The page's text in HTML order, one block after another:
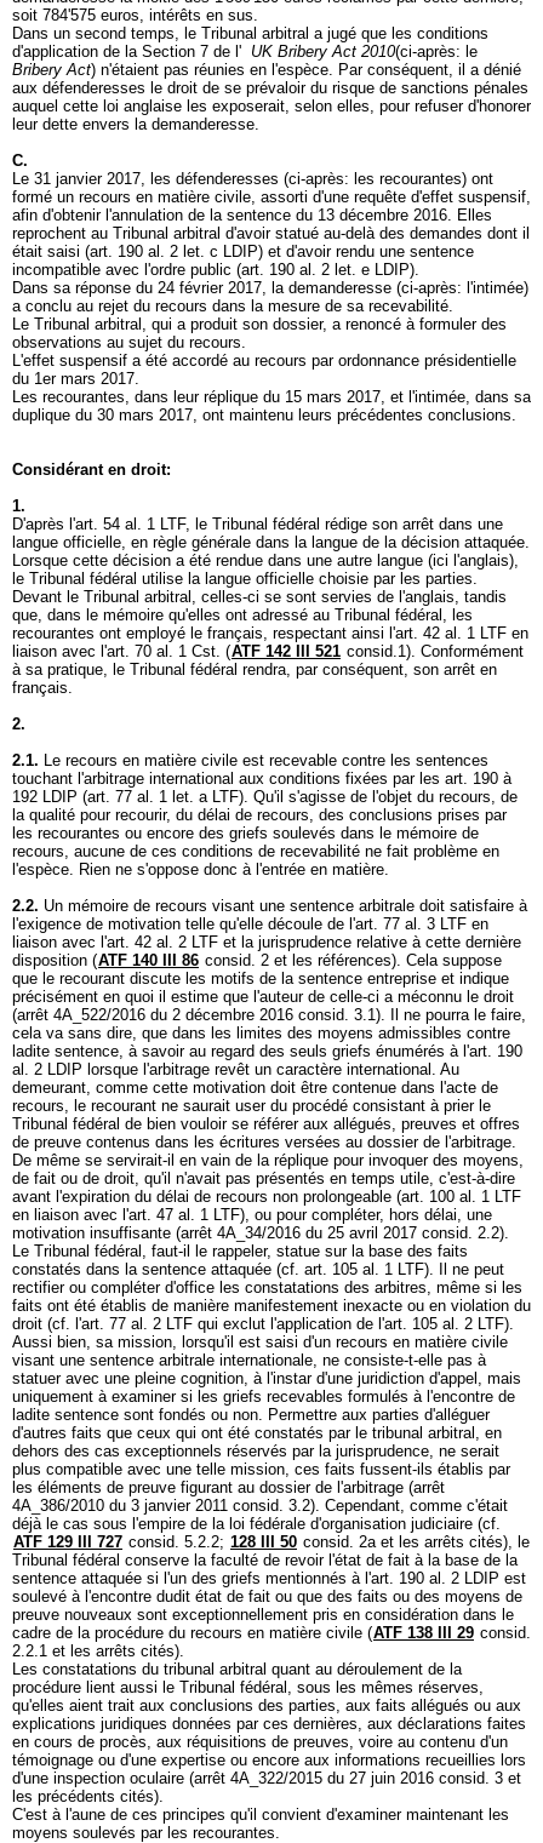
soit 784'575 euros, intérêts en sus.
Dans un second temps, le Tribunal arbitral a jugé que les conditions
d'application de la Section 7 de l' UK Bribery Act 2010(ci-après: le
Bribery Act) n'étaient pas réunies en l'espèce. Par conséquent, il a dénié
aux défenderesses le droit de se prévaloir du risque de sanctions pénales
auquel cette loi anglaise les exposerait, selon elles, pour refuser d'honorer
leur dette envers la demanderesse.
C.
Le 31 janvier 2017, les défenderesses (ci-après: les recourantes) ont
formé un recours en matière civile, assorti d'une requête d'effet suspensif,
afin d'obtenir l'annulation de la sentence du 13 décembre 2016. Elles
reprochent au Tribunal arbitral d'avoir statué au-delà des demandes dont il
était saisi (art. 190 al. 2 let. c LDIP) et d'avoir rendu une sentence
incompatible avec l'ordre public (art. 190 al. 2 let. e LDIP).
Dans sa réponse du 24 février 2017, la demanderesse (ci-après: l'intimée)
a conclu au rejet du recours dans la mesure de sa recevabilité.
Le Tribunal arbitral, qui a produit son dossier, a renoncé à formuler des
observations au sujet du recours.
L'effet suspensif a été accordé au recours par ordonnance présidentielle
du 1er mars 2017.
Les recourantes, dans leur réplique du 15 mars 2017, et l'intimée, dans sa
duplique du 30 mars 2017, ont maintenu leurs précédentes conclusions.
Considérant en droit:
1.
D'après l'art. 54 al. 1 LTF, le Tribunal fédéral rédige son arrêt dans une
langue officielle, en règle générale dans la langue de la décision attaquée.
Lorsque cette décision a été rendue dans une autre langue (ici l'anglais),
le Tribunal fédéral utilise la langue officielle choisie par les parties.
Devant le Tribunal arbitral, celles-ci se sont servies de l'anglais, tandis
que, dans le mémoire qu'elles ont adressé au Tribunal fédéral, les
recourantes ont employé le français, respectant ainsi l'art. 42 al. 1 LTF en
liaison avec l'art. 70 al. 1 Cst. (ATF 142 III 521 consid.1). Conformément
à sa pratique, le Tribunal fédéral rendra, par conséquent, son arrêt en
français.
2.
2.1. Le recours en matière civile est recevable contre les sentences
touchant l'arbitrage international aux conditions fixées par les art. 190 à
192 LDIP (art. 77 al. 1 let. a LTF). Qu'il s'agisse de l'objet du recours, de
la qualité pour recourir, du délai de recours, des conclusions prises par
les recourantes ou encore des griefs soulevés dans le mémoire de
recours, aucune de ces conditions de recevabilité ne fait problème en
l'espèce. Rien ne s'oppose donc à l'entrée en matière.
2.2. Un mémoire de recours visant une sentence arbitrale doit satisfaire à
l'exigence de motivation telle qu'elle découle de l'art. 77 al. 3 LTF en
liaison avec l'art. 42 al. 2 LTF et la jurisprudence relative à cette dernière
disposition (ATF 140 III 86 consid. 2 et les références). Cela suppose
que le recourant discute les motifs de la sentence entreprise et indique
précisément en quoi il estime que l'auteur de celle-ci a méconnu le droit
(arrêt 4A_522/2016 du 2 décembre 2016 consid. 3.1). Il ne pourra le faire,
cela va sans dire, que dans les limites des moyens admissibles contre
ladite sentence, à savoir au regard des seuls griefs énumérés à l'art. 190
al. 2 LDIP lorsque l'arbitrage revêt un caractère international. Au
demeurant, comme cette motivation doit être contenue dans l'acte de
recours, le recourant ne saurait user du procédé consistant à prier le
Tribunal fédéral de bien vouloir se référer aux allégués, preuves et offres
de preuve contenus dans les écritures versées au dossier de l'arbitrage.
De même se servirait-il en vain de la réplique pour invoquer des moyens,
de fait ou de droit, qu'il n'avait pas présentés en temps utile, c'est-à-dire
avant l'expiration du délai de recours non prolongeable (art. 100 al. 1 LTF
en liaison avec l'art. 47 al. 1 LTF), ou pour compléter, hors délai, une
motivation insuffisante (arrêt 4A_34/2016 du 25 avril 2017 consid. 2.2).
Le Tribunal fédéral, faut-il le rappeler, statue sur la base des faits
constatés dans la sentence attaquée (cf. art. 105 al. 1 LTF). Il ne peut
rectifier ou compléter d'office les constatations des arbitres, même si les
faits ont été établis de manière manifestement inexacte ou en violation du
droit (cf. l'art. 77 al. 2 LTF qui exclut l'application de l'art. 105 al. 2 LTF).
Aussi bien, sa mission, lorsqu'il est saisi d'un recours en matière civile
visant une sentence arbitrale internationale, ne consiste-t-elle pas à
statuer avec une pleine cognition, à l'instar d'une juridiction d'appel, mais
uniquement à examiner si les griefs recevables formulés à l'encontre de
ladite sentence sont fondés ou non. Permettre aux parties d'alléguer
d'autres faits que ceux qui ont été constatés par le tribunal arbitral, en
dehors des cas exceptionnels réservés par la jurisprudence, ne serait
plus compatible avec une telle mission, ces faits fussent-ils établis par
les éléments de preuve figurant au dossier de l'arbitrage (arrêt
4A_386/2010 du 3 janvier 2011 consid. 3.2). Cependant, comme c'était
déjà le cas sous l'empire de la loi fédérale d'organisation judiciaire (cf.
ATF 129 III 727 consid. 5.2.2; 128 III 50 consid. 2a et les arrêts cités), le
Tribunal fédéral conserve la faculté de revoir l'état de fait à la base de la
sentence attaquée si l'un des griefs mentionnés à l'art. 190 al. 2 LDIP est
soulevé à l'encontre dudit état de fait ou que des faits ou des moyens de
preuve nouveaux sont exceptionnellement pris en considération dans le
cadre de la procédure du recours en matière civile (ATF 138 III 29 consid.
2.2.1 et les arrêts cités).
Les constatations du tribunal arbitral quant au déroulement de la
procédure lient aussi le Tribunal fédéral, sous les mêmes réserves,
qu'elles aient trait aux conclusions des parties, aux faits allégués ou aux
explications juridiques données par ces dernières, aux déclarations faites
en cours de procès, aux réquisitions de preuves, voire au contenu d'un
témoignage ou d'une expertise ou encore aux informations recueillies lors
d'une inspection oculaire (arrêt 4A_322/2015 du 27 juin 2016 consid. 3 et
les précédents cités).
C'est à l'aune de ces principes qu'il convient d'examiner maintenant les
moyens soulevés par les recourantes.